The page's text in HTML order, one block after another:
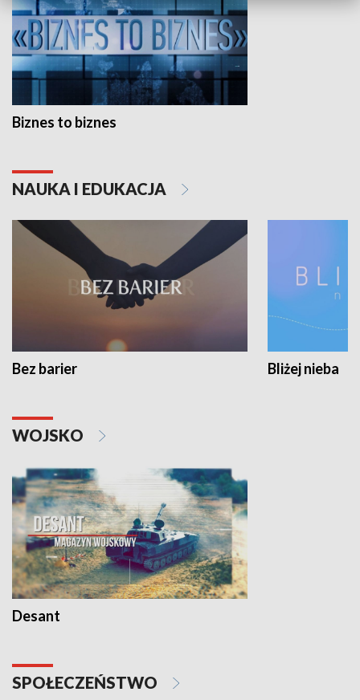
Biznes to biznes
NAUKA I EDUKACJA
Bez barier Bliżej nieba
WOJSKO
Desant
SPOŁECZEŃSTWO